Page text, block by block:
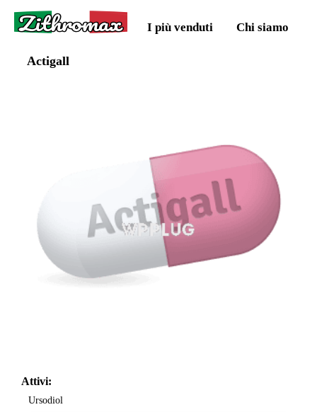
Zithromax I più venduti Chi siamo
Actigall
Attivi:
Ursodiol